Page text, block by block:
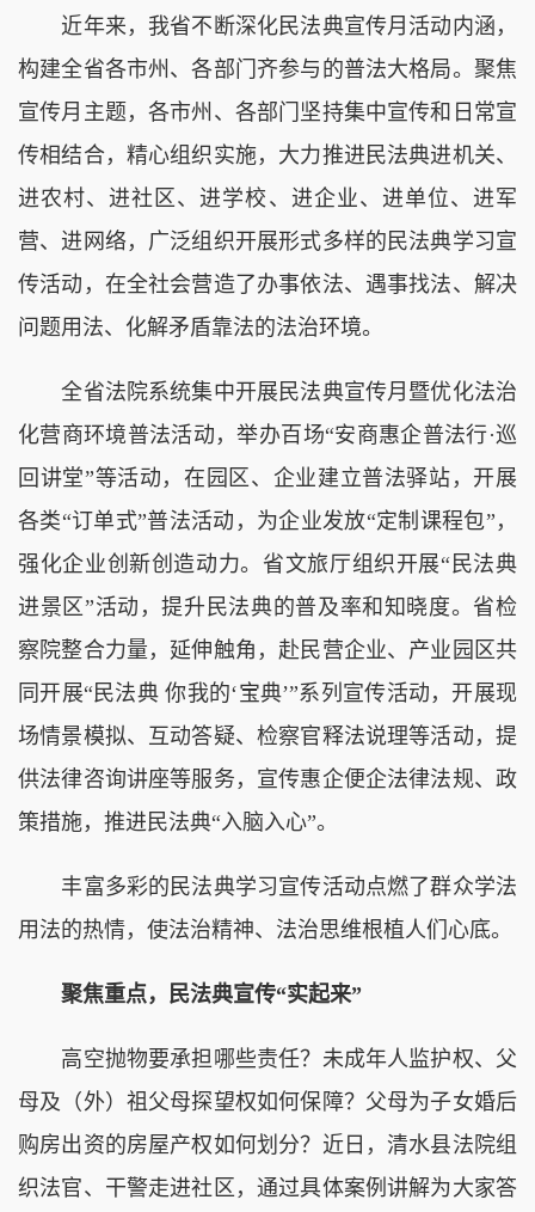
近年来，我省不断深化民法典宣传月活动内涵，
构建全省各市州、各部门齐参与的普法大格局。聚焦
宣传月主题，各市州、各部门坚持集中宣传和日常宣
传相结合，精心组织实施，大力推进民法典进机关、
进农村、进社区、进学校、进企业、进单位、进军
营、进网络，广泛组织开展形式多样的民法典学习宣
传活动，在全社会营造了办事依法、遇事找法、解决
问题用法、化解矛盾靠法的法治环境。
全省法院系统集中开展民法典宣传月暨优化法治
化营商环境普法活动，举办百场“安商惠企普法行·巡
回讲堂”等活动，在园区、企业建立普法驿站，开展
各类“订单式”普法活动，为企业发放“定制课程包”，
强化企业创新创造动力。省文旅厅组织开展“民法典
进景区”活动，提升民法典的普及率和知晓度。省检
察院整合力量，延伸触角，赴民营企业、产业园区共
同开展“民法典 你我的‘宝典’”系列宣传活动，开展现
场情景模拟、互动答疑、检察官释法说理等活动，提
供法律咨询讲座等服务，宣传惠企便企法律法规、政
策措施，推进民法典“入脑入心”。
丰富多彩的民法典学习宣传活动点燃了群众学法
用法的热情，使法治精神、法治思维根植人们心底。
聚焦重点，民法典宣传“实起来”
高空抛物要承担哪些责任？未成年人监护权、父
母及（外）祖父母探望权如何保障？父母为子女婚后
购房出资的房屋产权如何划分？近日，清水县法院组
织法官、干警走进社区，通过具体案例讲解为大家答